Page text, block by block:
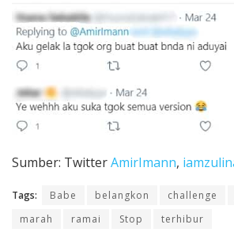
Sumber: TwitterAmirImann,
Tags: Babe belangkon challenge
marah
ramai Stop terhibur